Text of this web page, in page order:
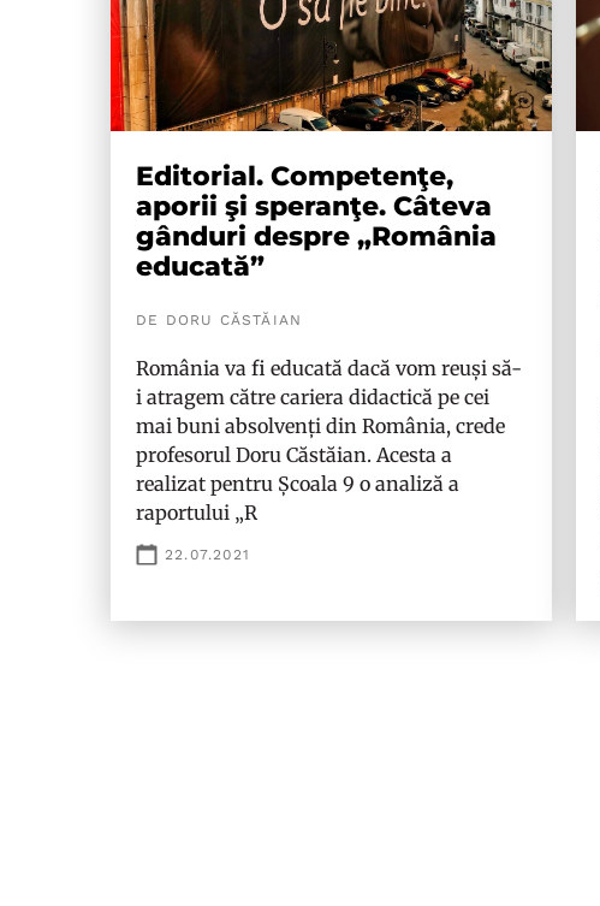
Editorial. Competenţe,
aporii şi speranţe. Câteva
gânduri despre „România
educată”
DE DORU CĂSTĂIAN
România va fi educată dacă vom reuși să-
i atragem către cariera didactică pe cei
mai buni absolvenți din România, crede
profesorul Doru Căstăian. Acesta a
realizat pentru Școala 9 o analiză a
raportului „R
22.07.2021